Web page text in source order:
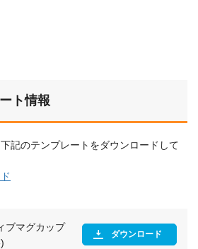
ト情報
記のテンプレートをダウンロードして
ブマグカップ
ダウンロード